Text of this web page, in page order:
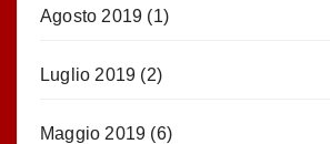
Agosto 2019 (1)
Luglio 2019 (2)
Maggio 2019 (6)